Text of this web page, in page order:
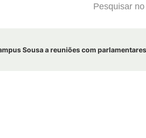
Sousa a reuniões com